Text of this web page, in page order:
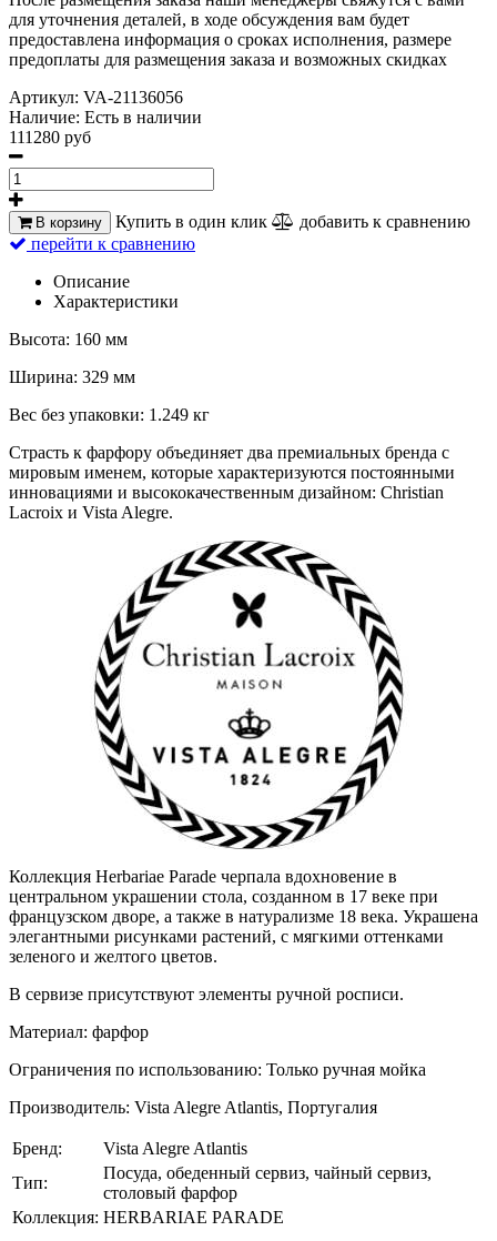
для уточнения деталей, в ходе обсуждения вам будет
предоставлена информация о сроках исполнения, размере
предоплаты для размещения заказа и возможных скидках
Артикул: VA-21136056
Наличие: Есть в наличии
111280 руб
В корзину Купить в один клик
добавить к сравнению
перейти к сравнению
Описание
Характеристики
Высота: 160 мм
Ширина: 329 мм
Вес без упаковки: 1.249 кг
Страсть к фарфору объединяет два премиальных бренда с
мировым именем, которые характеризуются постоянными
инновациями и высококачественным дизайном: Christian
Lacroix и Vista Alegre.
Коллекция Herbariae Parade черпала вдохновение в
центральном украшении стола, созданном в 17 веке при
французском дворе, а также в натурализме 18 века. Украшена
элегантными рисунками растений, с мягкими оттенками
зеленого и желтого цветов.
В сервизе присутствуют элементы ручной росписи.
Материал: фарфор
Ограничения по использованию: Только ручная мойка
Производитель: Vista Alegre Atlantis, Португалия
Бренд:
Vista Alegre Atlantis
Тип:
Посуда, обеденный сервиз, чайный сервиз,
столовый фарфор
Коллекция: HERBARIAE PARADE